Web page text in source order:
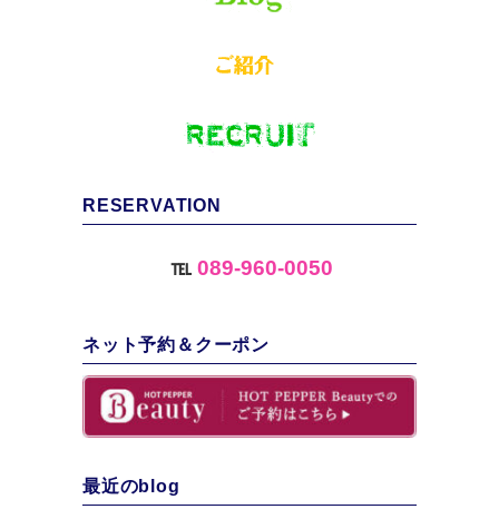
RESERVATION
℡ 089-960-0050
ネット予約＆クーポン
最近のblog